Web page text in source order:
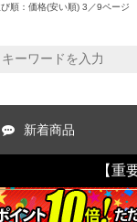
順：価格(安い順) 3／9ページ
新着商品
【重